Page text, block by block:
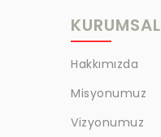
BİLKAT
BHD
EGM
MYCRAFT
KURUMSAL
Hakkımızda
Misyonumuz
Vizyonumuz